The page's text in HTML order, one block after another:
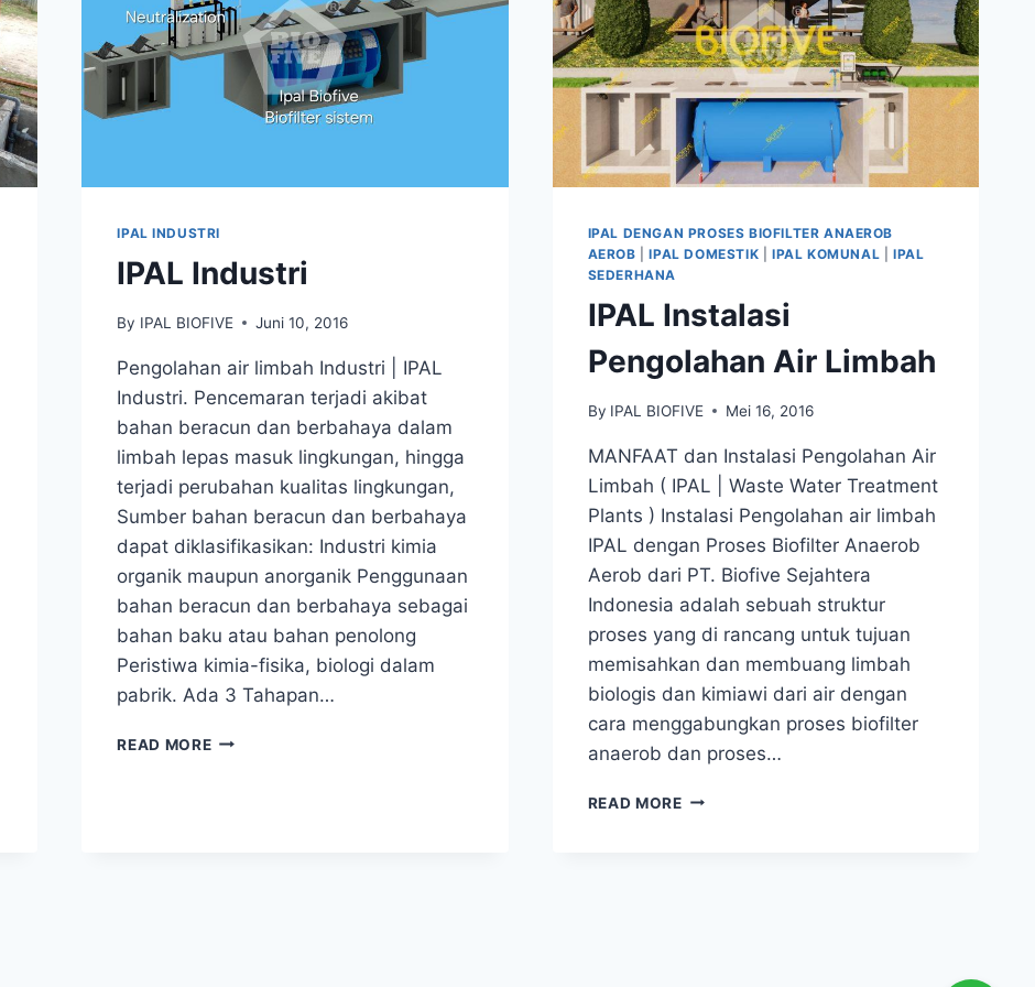
IPAL INDUSTRI
IPAL Industri
By IPAL BIOFIVE Juni 10, 2016
Pengolahan air limbah Industri | IPAL
Industri. Pencemaran terjadi akibat
bahan beracun dan berbahaya dalam
limbah lepas masuk lingkungan, hingga
terjadi perubahan kualitas lingkungan,
Sumber bahan beracun dan berbahaya
dapat diklasifikasikan: Industri kimia
organik maupun anorganik Penggunaan
bahan beracun dan berbahaya sebagai
bahan baku atau bahan penolong
Peristiwa kimia-fisika, biologi dalam
pabrik. Ada 3 Tahapan…
READ MOREIPAL
IPAL DENGAN PROSES BIOFILTER ANAEROB
AEROB |IPAL DOMESTIK IPAL KOMUNAL
IPAL
SEDERHANA
IPAL Instalasi
Pengolahan Air Limbah
By IPAL BIOFIVE Mei 16, 2016
MANFAAT dan Instalasi Pengolahan Air
Limbah ( IPAL | Waste Water Treatment
Plants ) Instalasi Pengolahan air limbah
IPAL dengan Proses Biofilter Anaerob
Aerob dari PT. Biofive Sejahtera
Indonesia adalah sebuah struktur
proses yang di rancang untuk tujuan
memisahkan dan membuang limbah
biologis dan kimiawi dari air dengan
cara menggabungkan proses biofilter
anaerob dan proses…
READ MOREIPAL